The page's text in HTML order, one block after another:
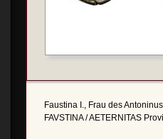
Faustina I., Frau des
FAVSTINA / AETERNITAS